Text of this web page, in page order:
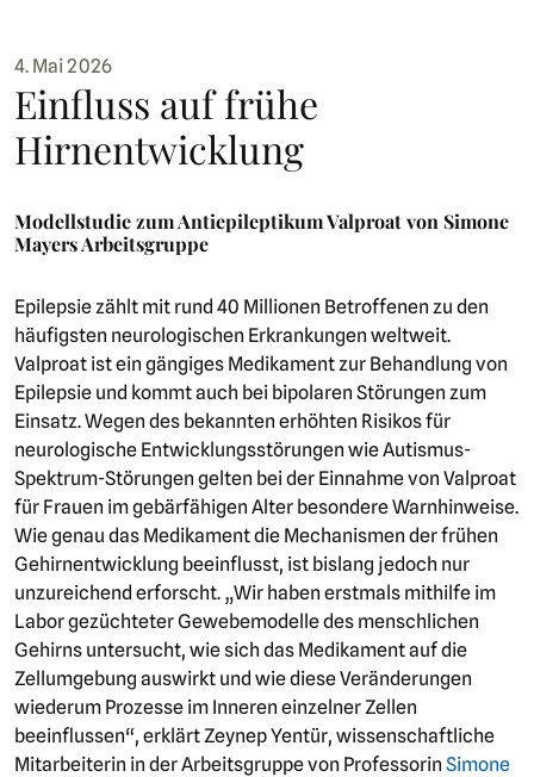
4. Mai 2026
Einfluss auf frühe
Hirnentwicklung
Modellstudie zum Antiepileptikum Valproat von Simone
Mayers Arbeitsgruppe
Epilepsie zählt mit rund 40 Millionen Betroffenen zu den
häufigsten neurologischen Erkrankungen weltweit.
Valproat ist ein gängiges Medikament zur Behandlung von
Epilepsie und kommt auch bei bipolaren Störungen zum
Einsatz. Wegen des bekannten erhöhten Risikos für
neurologische Entwicklungsstörungen wie Autismus-
Spektrum-Störungen gelten bei der Einnahme von Valproat
für Frauen im gebärfähigen Alter besondere Warnhinweise.
Wie genau das Medikament die Mechanismen der frühen
Gehirnentwicklung beeinflusst, ist bislang jedoch nur
unzureichend erforscht. „Wir haben erstmals mithilfe im
Labor gezüchteter Gewebemodelle des menschlichen
Gehirns untersucht, wie sich das Medikament auf die
Zellumgebung auswirkt und wie diese Veränderungen
wiederum Prozesse im Inneren einzelner Zellen
beeinflussen“, erklärt Zeynep Yentür, wissenschaftliche
Mitarbeiterin in der Arbeitsgruppe von Professorin Simone